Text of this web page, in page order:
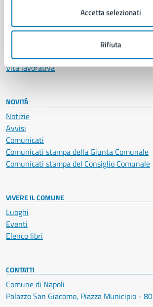
Accetta selezionati
Rifiuta
Educazione e formazione
Imprese e commercio
Salute, benessere e assistenza
Servizi Cimiteriali
Vita lavorativa
NOVITÀ
Notizie
Avvisi
Comunicati
Comunicati stampa della Giunta Comunale
Comunicati stampa del Consiglio Comunale
VIVERE IL COMUNE
Luoghi
Eventi
Elenco libri
CONTATTI
Comune di Napoli
Palazzo San Giacomo, Piazza Municipio -